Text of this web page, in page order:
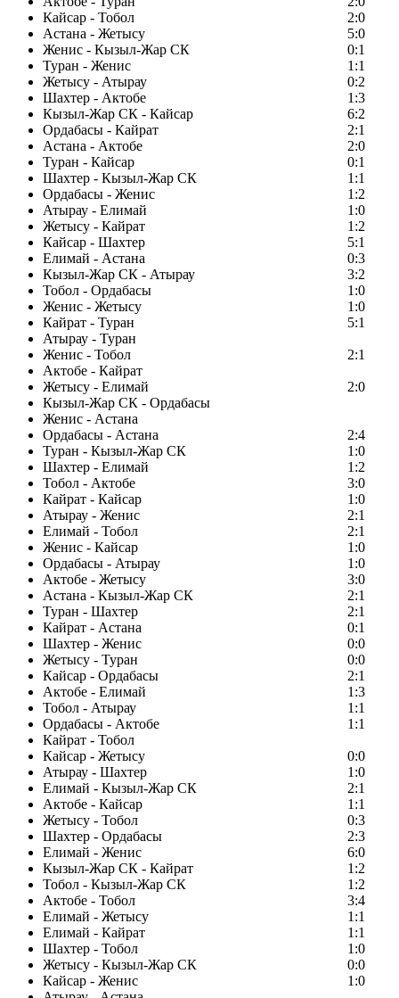
Кайсар - Тобол
2:0
Астана - Жетысу
5:0
Женис - Кызыл-Жар СК
0:1
Туран - Женис
1:1
Жетысу - Атырау
0:2
Шахтер - Актобе
1:3
Кызыл-Жар СК - Кайсар
6:2
Ордабасы - Кайрат
2:1
Астана - Актобе
2:0
Туран - Кайсар
0:1
Шахтер - Кызыл-Жар СК
1:1
Ордабасы - Женис
1:2
Атырау - Елимай
1:0
Жетысу - Кайрат
1:2
Кайсар - Шахтер
5:1
Елимай - Астана
0:3
Кызыл-Жар СК - Атырау
3:2
Тобол - Ордабасы
1:0
Женис - Жетысу
1:0
Кайрат - Туран
5:1
Атырау - Туран
Женис - Тобол
2:1
Актобе - Кайрат
Жетысу - Елимай
2:0
Кызыл-Жар СК - Ордабасы
Женис - Астана
Ордабасы - Астана
2:4
Туран - Кызыл-Жар СК
1:0
Шахтер - Елимай
1:2
Тобол - Актобе
3:0
Кайрат - Кайсар
1:0
Атырау - Женис
2:1
Елимай - Тобол
2:1
Женис - Кайсар
1:0
Ордабасы - Атырау
1:0
Актобе - Жетысу
3:0
Астана - Кызыл-Жар СК
2:1
Туран - Шахтер
2:1
Кайрат - Астана
0:1
Шахтер - Женис
0:0
Жетысу - Туран
0:0
Кайсар - Ордабасы
2:1
Актобе - Елимай
1:3
Тобол - Атырау
1:1
Ордабасы - Актобе
1:1
Кайрат - Тобол
Кайсар - Жетысу
0:0
Атырау - Шахтер
1:0
Елимай - Кызыл-Жар СК
2:1
Актобе - Кайсар
1:1
Жетысу - Тобол
0:3
Шахтер - Ордабасы
2:3
Елимай - Женис
6:0
Кызыл-Жар СК - Кайрат
1:2
Тобол - Кызыл-Жар СК
1:2
Актобе - Тобол
3:4
Елимай - Жетысу
1:1
Елимай - Кайрат
1:1
Шахтер - Тобол
1:0
Жетысу - Кызыл-Жар СК
0:0
Кайсар - Женис
1:0